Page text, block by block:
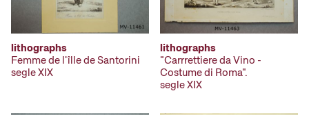
lithographs
Femme de l'îlle de Santorini
segle XIX
lithographs
"Carrrettiere da Vino -
Costume di Roma".
segle XIX